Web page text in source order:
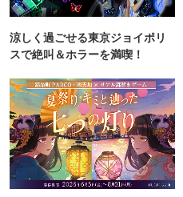
涼しく過ごせる東京ジョイポリ
スで絶叫＆ホラーを満喫！